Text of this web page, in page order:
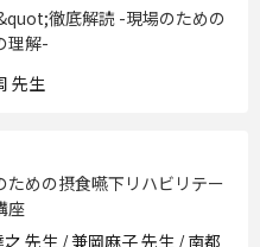
徹底解読 -現場のための
理解-
先生
ための摂食嚥下リハビリテー
座
先生 / 兼岡麻子 先生 / 南都